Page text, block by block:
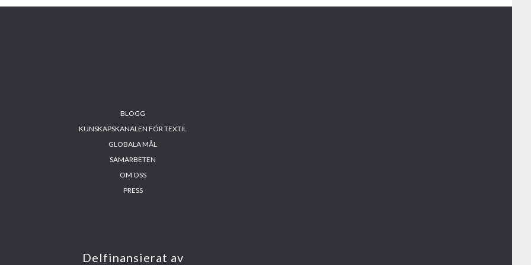
BLOGG
KUNSKAPSKANALEN FÖR TEXTIL
GLOBALA MÅL
SAMARBETEN
OM OSS
PRESS
Delfinansierat av